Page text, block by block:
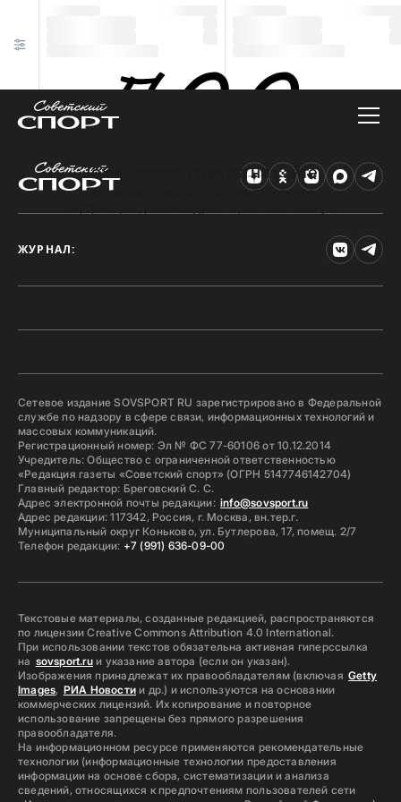
Техническая ошибка на сайте
Произошла ошибка. Чтобы найти нужную
ЖУРНАЛ:
Сетевое издание SOVSPORT RU зарегистрировано в Федеральной
службе по надзору в сфере связи, информационных технологий и
массовых коммуникаций.
Регистрационный номер: Эл № ФС 77-60106 от 10.12.2014
Учредитель: Общество с ограниченной ответственностью
«Редакция газеты «Советский спорт» (ОГРН 5147746142704)
Главный редактор: Бреговский С. С.
Адрес электронной почты редакции: info@sovsport.ru
Адрес редакции: 117342, Россия, г. Москва, вн.тер.г.
Муниципальный округ Коньково, ул. Бутлерова, 17, помещ. 2/7
Телефон редакции: +7 (991) 636-09-00
Текстовые материалы, созданные редакцией, распространяются
по лицензии Creative Commons Attribution 4.0 International.
При использовании текстов обязательна активная гиперссылка
на sovsport.ruи указание автора (если он указан).
Изображения принадлежат их правообладателям (включая Getty
Images, РИА Новостии др.) и используются на основании
коммерческих лицензий. Их копирование и повторное
использование запрещены без прямого разрешения
правообладателя.
На информационном ресурсе применяются рекомендательные
технологии (информационные технологии предоставления
информации на основе сбора, систематизации и анализа
сведений, относящихся к предпочтениям пользователей сети